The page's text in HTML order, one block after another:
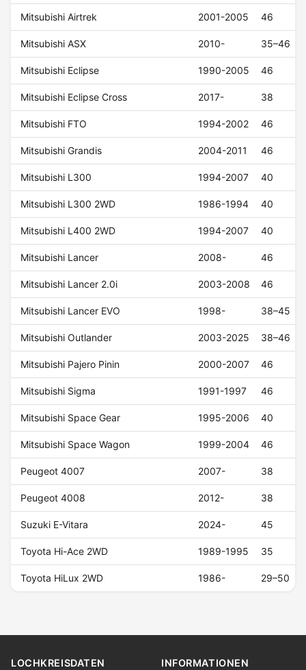
Mitsubishi Airtrek 2001-2005 46
Mitsubishi ASX 2010- 35–46
Mitsubishi Eclipse 1990-2005 46
Mitsubishi Eclipse Cross 2017- 38
Mitsubishi FTO 1994-2002 46
Mitsubishi Grandis 2004-2011 46
Mitsubishi L300 1994-2007 40
Mitsubishi L300 2WD 1986-1994 40
Mitsubishi L400 2WD 1994-2007 40
Mitsubishi Lancer 2008- 46
Mitsubishi Lancer 2.0i 2003-2008 46
Mitsubishi Lancer EVO 1998- 38–45
Mitsubishi Outlander 2003-2025 38–46
Mitsubishi Pajero Pinin 2000-2007 46
Mitsubishi Sigma 1991-1997 46
Mitsubishi Space Gear 1995-2006 40
Mitsubishi Space Wagon 1999-2004 46
Peugeot 4007 2007- 38
Peugeot 4008 2012- 38
Suzuki E-Vitara 2024- 45
Toyota Hi-Ace 2WD 1989-1995 35
Toyota HiLux 2WD 1986- 29–50
LOCHKREISDATEN INFORMATIONEN